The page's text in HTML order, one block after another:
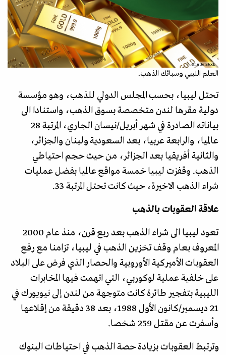
Shutterstock
العلم الليبي وسبائك الذهب.
تحتل ليبيا، بحسب المجلس الدولي للذهب، وهو مؤسسة
دولية مقرها لندن متخصصة بسوق الذهب، واستنادا الى
بياناته الصادرة في شهر أبريل/نيسان الجاري، المرتبة 28
عالميا، والرابعة عربيا، بعد السعودية ولبنان والجزائر،
والثانية أفريقيا بعد الجزائر، من حيث حجم احتياطي
الذهب. وقفزت ليبيا خمسة مواقع عالميا بفضل عمليات
شراء الذهب الاخيرة، حيث كانت تحتل المرتبة 33.
علاقة العقوبات بالذهب
تعود ليبيا الى شراء الذهب بعد ربع قرن، منذ عام 2000
المعروف بعام وقف تخزين الذهب في ليبيا، تزامنا مع رفع
العقوبات الأميركية الأوروبية والحصار الذي فرض على البلاد
على خلفية عملية لوكوربي، التي اتهمت فيها المخابرات
الليبية بتفجير طائرة كانت متوجهة من لندن إلى نيويورك في
21 ديسمبر/كانون الأول 1988، بعد 38 دقيقة من إقلاعها
وأسفرت عن مقتل 259 شخصا.
وترتبط العقوبات بزيادة حصة الذهب في احتياطات البنوك